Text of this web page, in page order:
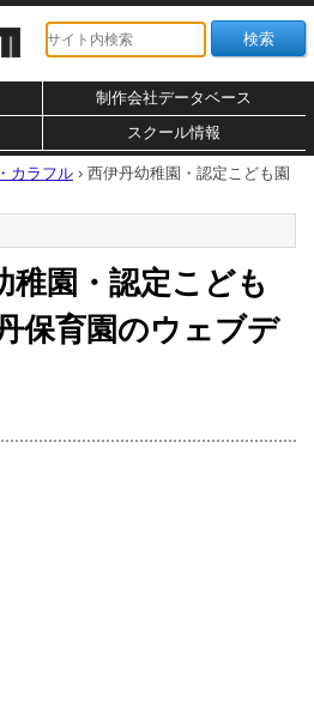
制作会社データベース
スクール情報
カラフル › 西伊丹幼稚園・認定こども園
稚園・認定こども
保育園のウェブデ